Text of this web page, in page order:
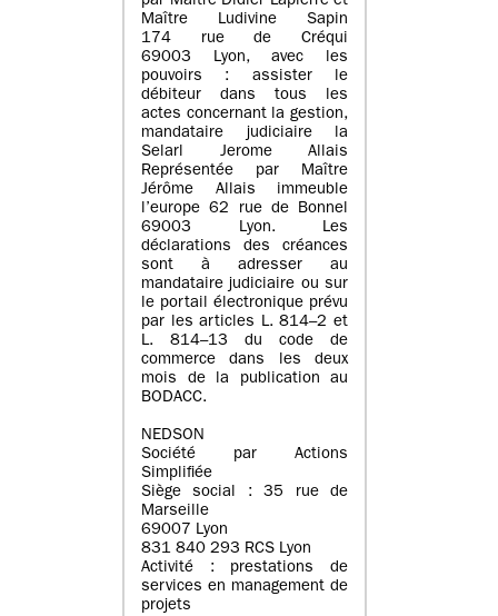
Maître Ludivine Sapin
174 rue de Créqui
69003 Lyon, avec les
pouvoirs : assister le
débiteur dans tous les
actes concernant la gestion,
mandataire judiciaire la
Selarl Jerome Allais
Représentée par Maître
Jérôme Allais immeuble
l’europe 62 rue de Bonnel
69003 Lyon. Les
déclarations des créances
sont à adresser au
mandataire judiciaire ou sur
le portail électronique prévu
par les articles L. 814–2 et
L. 814–13 du code de
commerce dans les deux
mois de la publication au
BODACC.
NEDSON
Société par Actions
Simplifiée
Siège social : 35 rue de
Marseille
69007 Lyon
831 840 293 RCS Lyon
Activité : prestations de
services en management de
projets